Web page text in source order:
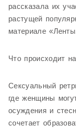
рассказала их
растущей
материале
Что происходит
Сексуальный
где женщины
осуждения и
сочетает